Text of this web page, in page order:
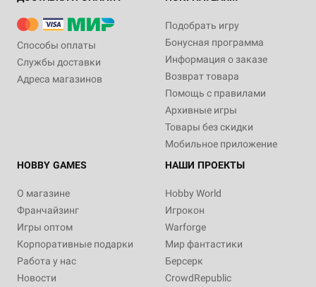
Способы оплаты
Службы доставки
Адреса магазинов
Подобрать игру
Бонусная программа
Информация о заказе
Возврат товара
Помощь с правилами
Архивные игры
Товары без скидки
Мобильное приложение
HOBBY GAMES
О магазине
Франчайзинг
Игры оптом
Корпоративные подарки
Работа у нас
Новости
НАШИ ПРОЕКТЫ
Hobby World
Игрокон
Warforge
Мир фантастики
Берсерк
CrowdRepublic